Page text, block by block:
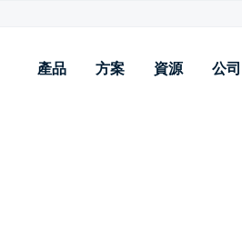
產品 方案 資源 公司